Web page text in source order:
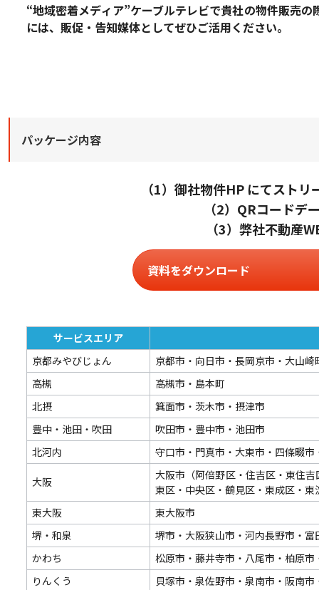
“地域密着メディア”ケーブルテレビで貴社の物件販売の
には、販促・告知媒体としてぜひご活用ください。
パッケージ内容
（1）御社物件HP にてスト
（2）QRコードデ
（3）弊社不動産
資料をダウンロード
サービスエリア
京都みやびじょん
京都市・向日市・長岡京市・大山崎
高槻
高槻市・島本町
北摂
箕面市・茨木市・摂津市
豊中・池田・吹田
吹田市・豊中市・池田市
北河内
守口市・門真市・大東市・四條畷
大阪
大阪市（阿倍野区・住吉区・東住
東区・中央区・鶴見区・東成区・
東大阪
東大阪市
堺・和泉
堺市・大阪狭山市・河内長野市・
かわち
松原市・藤井寺市・八尾市・柏原市
りんくう
貝塚市・泉佐野市・泉南市・阪南